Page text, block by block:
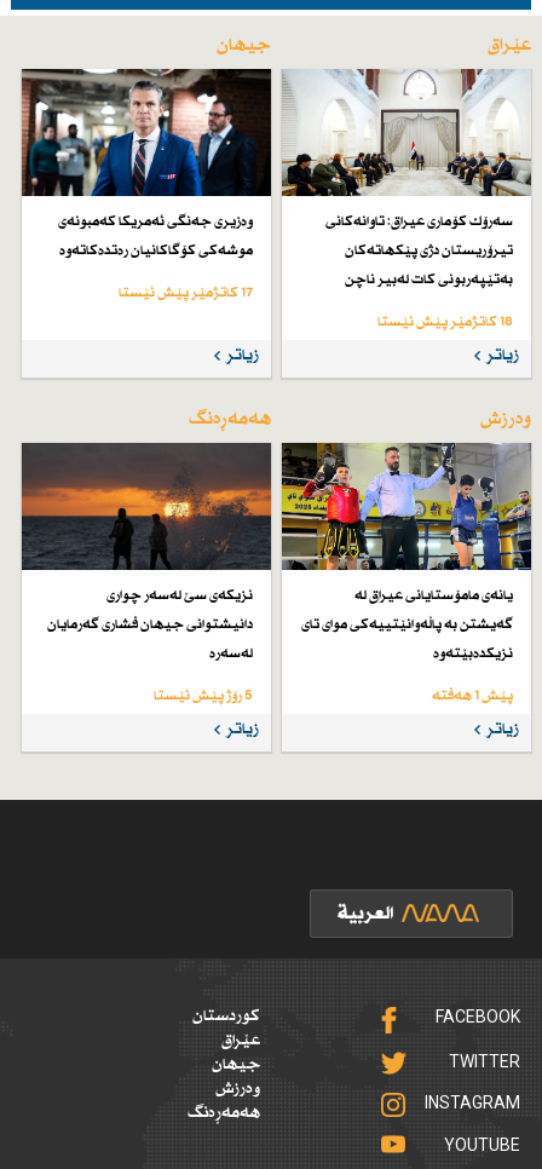
عێراق
سەرۆك كۆماری عیراق: تاوانەكانی
تیرۆریستان دژی پێكهاتەكان
بەتێپەربونی كات لەبیر ناچن
18 کاتژمێر پێش ئێستا
زیاتر
جیهان
وەزیری جەنگی ئەمریكا كەمبونەی
موشەكی كۆگاكانیان رەتدەكاتەوە
17 کاتژمێر پێش ئێستا
زیاتر
وەرزش
یانەی مامۆستایانی عیراق لە
گەیشتن بە پاڵەوانێتییەكی موای تای
نزیكدەبێتەوە
پێش 1 هەفتە
زیاتر
هەمەڕەنگ
نزیكەی سێ لەسەر چواری
دانیشتوانی جیهان فشاری گەرمایان
لەسەرە
5 رۆژ پێش ئێستا
زیاتر
FACEBOOK
TWITTER
INSTAGRAM
YOUTUBE
کوردستان
عێراق
جیهان
وەرزش
هەمەڕەنگ